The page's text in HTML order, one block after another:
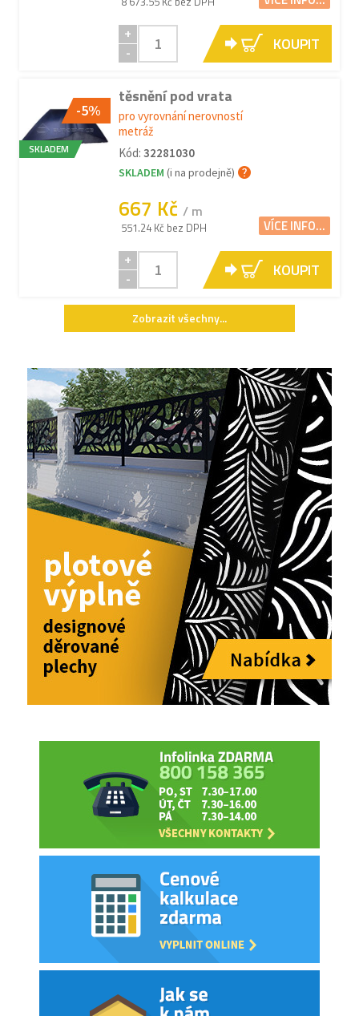
+
-
KOUPIT
-5%
SKLADEM
těsnění pod vrata
pro vyrovnání nerovností
metráž
Kód: 32281030
SKLADEM (i na prodejně)
667 Kč / m
551.24 Kč bez DPH VÍCE INFO...
+
-
KOUPIT
Zobrazit všechny...